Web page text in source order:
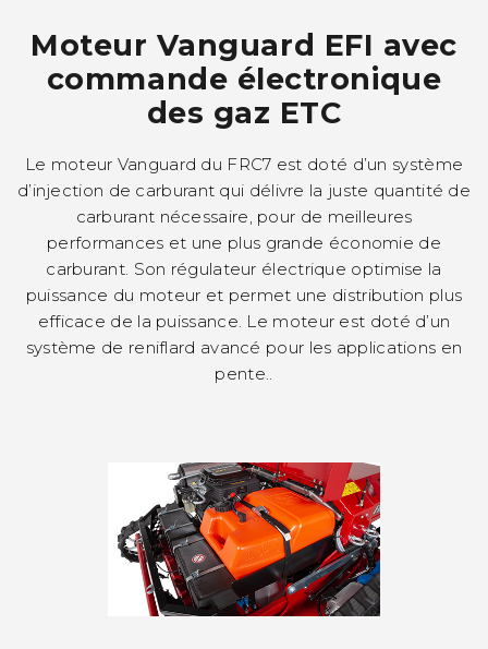
Moteur Vanguard EFI avec
commande électronique
des gaz ETC
Le moteur Vanguard du FRC7 est doté d’un système
d’injection de carburant qui délivre la juste quantité de
carburant nécessaire, pour de meilleures
performances et une plus grande économie de
carburant. Son régulateur électrique optimise la
puissance du moteur et permet une distribution plus
efficace de la puissance. Le moteur est doté d’un
système de reniflard avancé pour les applications en
pente..